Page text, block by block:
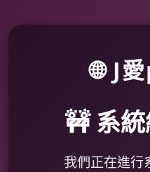
🌐 J
🚧 系
我們正在進行